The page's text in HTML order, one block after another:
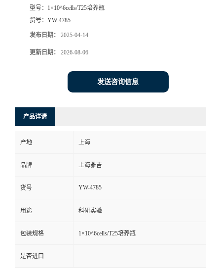
型号： 1×10^6cells/T25培养瓶
货号： YW-4785
发布日期： 2025-04-14
更新日期： 2026-08-06
发送咨询信息
产品详请
产地 上海
品牌 上海雅吉
货号 YW-4785
用途 科研实验
包装规格 1×10^6cells/T25培养瓶
是否进口